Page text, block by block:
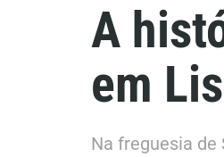
A
em
Na freguesia de